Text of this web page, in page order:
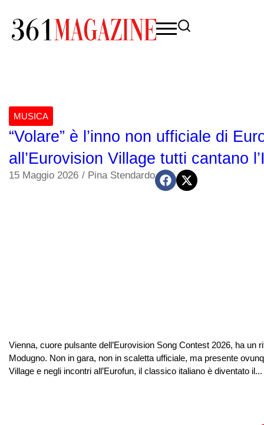
MUSICA
“Volare” è l’inno non ufficiale di
all’Eurovision Village tutti cantano
15 Maggio 2026 / Pina Stendardo
Vienna, cuore pulsante dell’Eurovision Song Contest 2026, ha
Modugno. Non in gara, non in scaletta ufficiale, ma presente
Village e negli incontri all’Eurofun, il classico italiano è diventato il...